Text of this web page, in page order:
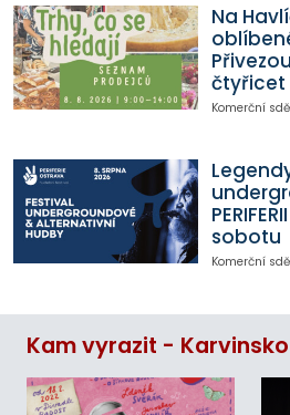
Na
čtyřicet
Komerční
sobotu
Komerční
Kam vyrazit - Karvinsko